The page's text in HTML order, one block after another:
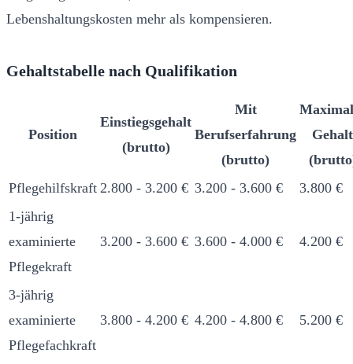
Lebenshaltungskosten mehr als kompensieren.
Gehaltstabelle nach Qualifikation
Position
Einstiegsgehalt
(brutto)
Mit
Berufserfahrung
(brutto)
Gehalt
Pflegehilfskraft 2.800 - 3.200 € 3.200 - 3.600 €
3.800 €
1-jährig
examinierte
Pflegekraft
3.200 - 3.600 € 3.600 - 4.000 € 4.200 €
3-jährig
examinierte
Pflegefachkraft
3.800 - 4.200 € 4.200 - 4.800 € 5.200 €